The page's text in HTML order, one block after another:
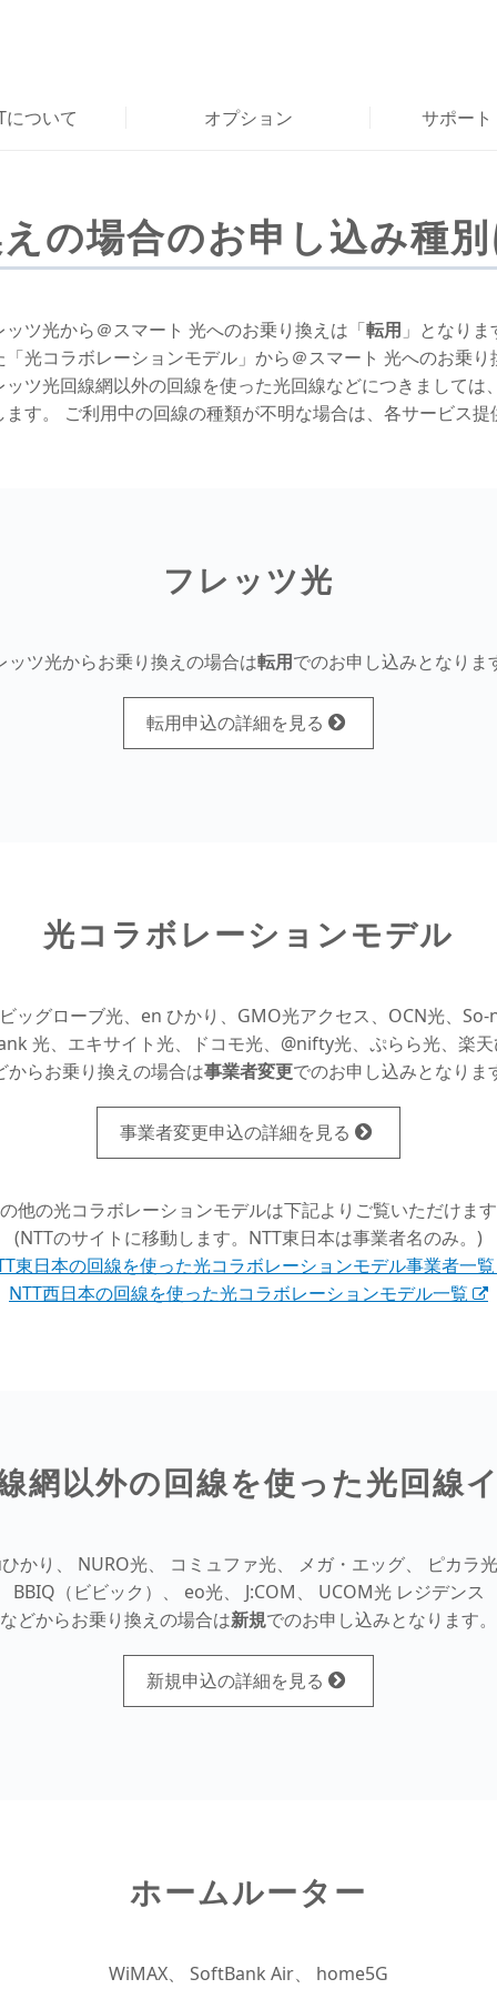
について オプション サポー
の場合のお申し込み種
ッツ光から＠スマート 光へのお乗り換えは「転用 」となりま
光コラボレーションモデル」から＠スマート 光へのお乗り
ツ光回線網以外の回線を使った光回線などにつきましては
す。 ご利用中の回線の種類が不明な場合は、各サービス
フレッツ光
ッツ光からお乗り換えの場合は転用でのお申し込みとなりま
転用申込の詳細を見る
光コラボレーションモデル
ッグローブ光、en ひかり、GMO光アクセス、OCN光、So-
光、エキサイト光、ドコモ光、@nifty光、ぷらら光、楽
からお乗り換えの場合は事業者変更でのお申し込みとなりま
事業者変更申込の詳細を見る
他の光コラボレーションモデルは下記よりご覧いただけま
(NTTのサイトに移動します。NTT東日本は事業者名のみ。)
東日本の回線を使った光コラボレーションモデル事業者一覧
NTT西日本の回線を使った光コラボレーションモデル一覧
網以外の回線を使った光回線
かり、 NURO光、 コミュファ光、 メガ・エッグ、 ピカラ
BBIQ（ビビック）、 eo光、 J:COM、 UCOM光 レジデンス
などからお乗り換えの場合は新規でのお申し込みとなります。
新規申込の詳細を見る
ホームルーター
WiMAX、 SoftBank Air、 home5G